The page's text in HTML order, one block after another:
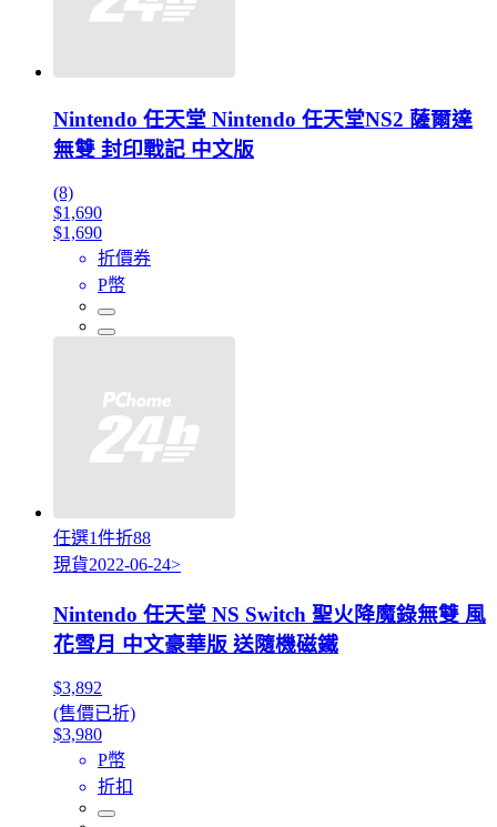
Nintendo 任天堂 Nintendo 任天堂NS2 薩爾達
無雙 封印戰記 中文版
(8)
$1,690
$1,690
折價券
P幣
任選1件折88
現貨2022-06-24>
Nintendo 任天堂 NS Switch 聖火降魔錄無雙 風
花雪月 中文豪華版 送隨機磁鐵
$3,892
(售價已折)
$3,980
P幣
折扣